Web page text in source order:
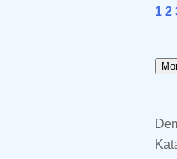
1 2